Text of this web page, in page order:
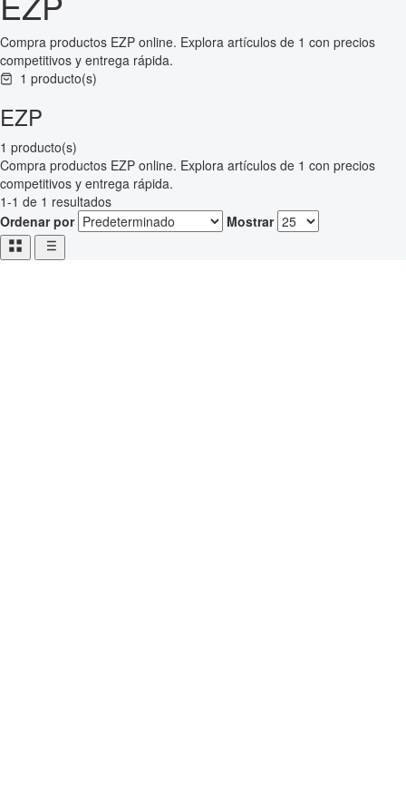
Compra productos EZP online. Explora artículos de 1 con precios
competitivos y entrega rápida.
1 producto(s)
EZP
1 producto(s)
Compra productos EZP online. Explora artículos de 1 con precios
competitivos y entrega rápida.
1-1 de 1 resultados
Ordenar por
Mostrar